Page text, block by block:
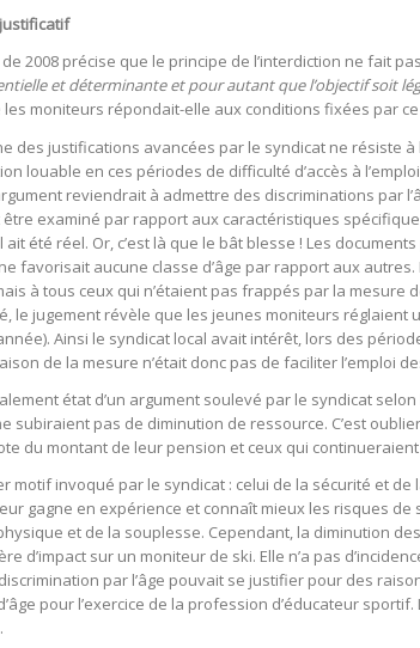
de 2008 précise que le principe de l’interdiction ne fait
et déterminante et pour autant que l’objectif soit
moniteurs répondait-elle aux conditions fixées par
des justifications avancées par le syndicat ne résiste
louable en ces périodes de difficulté d’accès à
reviendrait à admettre des discriminations par
examiné par rapport aux caractéristiques
ait été réel. Or, c’est là que le bât blesse ! Les
favorisait aucune classe d’âge par rapport aux
à tous ceux qui n’étaient pas frappés par la mesure
le jugement révèle que les jeunes moniteurs réglaient
Ainsi le syndicat local avait intérêt, lors des
de la mesure n’était donc pas de faciliter l’emploi
état d’un argument soulevé par le syndicat
subiraient pas de diminution de ressource. C’est
du montant de leur pension et ceux qui
motif invoqué par le syndicat : celui de la sécurité et
gagne en expérience et connaît mieux les risques
et de la souplesse. Cependant, la diminution
d’impact sur un moniteur de ski. Elle n’a pas
par l’âge pouvait se justifier pour des
pour l’exercice de la profession d’éducateur